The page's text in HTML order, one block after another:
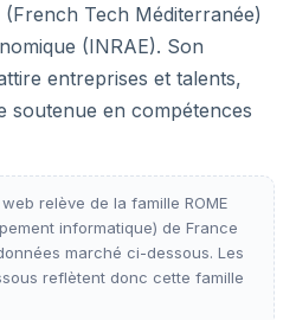
Tech Méditerranée)
(INRAE). Son
entreprises et talents,
soutenue en compétences
relève de la famille ROME
informatique) de France
marché ci-dessous. Les
reflètent donc cette famille